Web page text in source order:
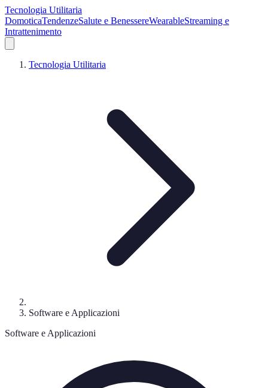
Tecnologia Utilitaria
DomoticaTendenzeSalute e BenessereWearableStreaming e
Intrattenimento
Tecnologia Utilitaria
Software e Applicazioni
Software e Applicazioni